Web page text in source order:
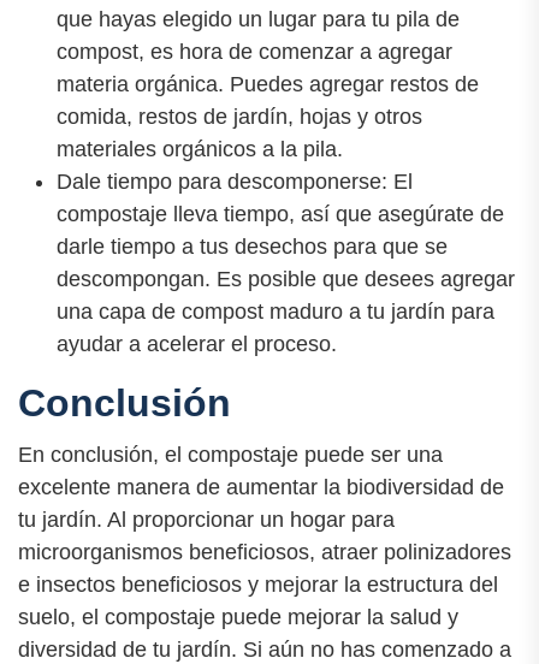
que hayas elegido un lugar para tu pila de
compost, es hora de comenzar a agregar
materia orgánica. Puedes agregar restos de
comida, restos de jardín, hojas y otros
materiales orgánicos a la pila.
Dale tiempo para descomponerse: El
compostaje lleva tiempo, así que asegúrate de
darle tiempo a tus desechos para que se
descompongan. Es posible que desees agregar
una capa de compost maduro a tu jardín para
ayudar a acelerar el proceso.
Conclusión
En conclusión, el compostaje puede ser una
excelente manera de aumentar la biodiversidad de
tu jardín. Al proporcionar un hogar para
microorganismos beneficiosos, atraer polinizadores
e insectos beneficiosos y mejorar la estructura del
suelo, el compostaje puede mejorar la salud y
diversidad de tu jardín. Si aún no has comenzado a